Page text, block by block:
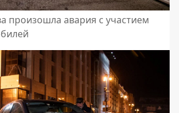
произошла авария с участием